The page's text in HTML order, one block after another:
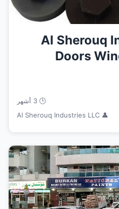
Al Sherouq
Doors
🕒 3 أشهر
👤 Al Sherouq Industries LLC